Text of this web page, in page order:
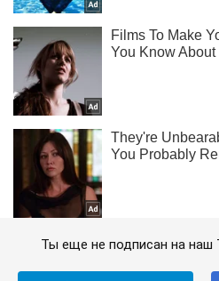
Ты еще не подписан на наш